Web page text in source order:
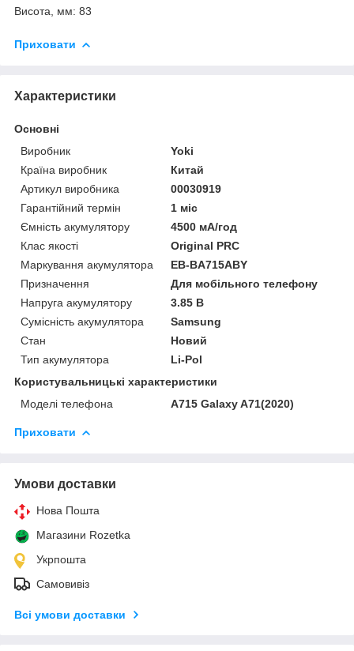
Висота, мм: 83
Приховати
Характеристики
Основні
Виробник
Yoki
Країна виробник
Китай
Артикул виробника
00030919
Гарантійний термін
1 міс
Ємність акумулятору
4500 мА/год
Клас якості
Original PRC
Маркування акумулятора
EB-BA715ABY
Призначення
Для мобільного телефону
Напруга акумулятору
3.85 В
Сумісність акумулятора
Samsung
Стан
Новий
Тип акумулятора
Li-Pol
Користувальницькі характеристики
Моделі телефона
A715 Galaxy A71(2020)
Приховати
Умови доставки
Нова Пошта
Магазини Rozetka
Укрпошта
Самовивіз
Всі умови доставки